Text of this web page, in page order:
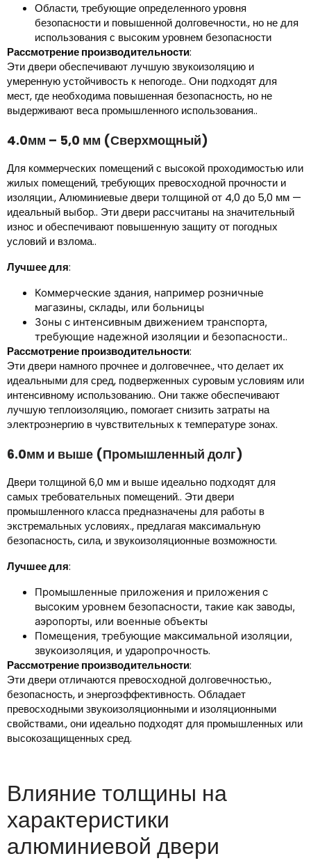
Области, требующие определенного уровня
безопасности и повышенной долговечности., но не для
использования с высоким уровнем безопасности
Рассмотрение производительности:
Эти двери обеспечивают лучшую звукоизоляцию и
умеренную устойчивость к непогоде.. Они подходят для
мест, где необходима повышенная безопасность, но не
выдерживают веса промышленного использования..
4.0мм – 5,0 мм (Сверхмощный)
Для коммерческих помещений с высокой проходимостью или
жилых помещений, требующих превосходной прочности и
изоляции., Алюминиевые двери толщиной от 4,0 до 5,0 мм —
идеальный выбор.. Эти двери рассчитаны на значительный
износ и обеспечивают повышенную защиту от погодных
условий и взлома..
Лучшее для:
Коммерческие здания, например розничные
магазины, склады, или больницы
Зоны с интенсивным движением транспорта,
требующие надежной изоляции и безопасности..
Рассмотрение производительности:
Эти двери намного прочнее и долговечнее., что делает их
идеальными для сред, подверженных суровым условиям или
интенсивному использованию.. Они также обеспечивают
лучшую теплоизоляцию., помогает снизить затраты на
электроэнергию в чувствительных к температуре зонах.
6.0мм и выше (Промышленный долг)
Двери толщиной 6,0 мм и выше идеально подходят для
самых требовательных помещений.. Эти двери
промышленного класса предназначены для работы в
экстремальных условиях., предлагая максимальную
безопасность, сила, и звукоизоляционные возможности.
Лучшее для:
Промышленные приложения и приложения с
высоким уровнем безопасности, такие как заводы,
аэропорты, или военные объекты
Помещения, требующие максимальной изоляции,
звукоизоляция, и ударопрочность.
Рассмотрение производительности:
Эти двери отличаются превосходной долговечностью.,
безопасность, и энергоэффективность. Обладает
превосходными звукоизоляционными и изоляционными
свойствами., они идеально подходят для промышленных или
высокозащищенных сред.
Влияние толщины на
характеристики
алюминиевой двери